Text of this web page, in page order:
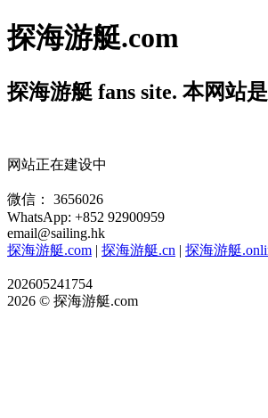
探海游艇.com
探海游艇 fans site. 本网站
网站正在建设中
微信： 3656026
WhatsApp: +852 92900959
email@sailing.hk
探海游艇.com | 探海游艇.cn | 探海游艇
202605241754
2026 © 探海游艇.com